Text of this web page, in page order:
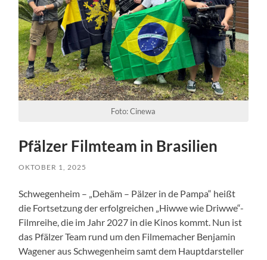
Foto: Cinewa
Pfälzer Filmteam in Brasilien
OKTOBER 1, 2025
Schwegenheim – „Dehäm – Pälzer in de Pampa“ heißt
die Fortsetzung der erfolgreichen „Hiwwe wie Driwwe“-
Filmreihe, die im Jahr 2027 in die Kinos kommt. Nun ist
das Pfälzer Team rund um den Filmemacher Benjamin
Wagener aus Schwegenheim samt dem Hauptdarsteller